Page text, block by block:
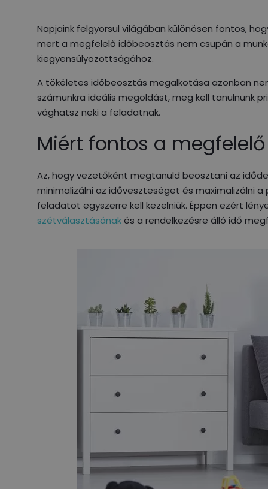
Napjaink felgyorsul világában különösen fontos,
mert a megfelelő időbeosztás nem csupán a
kiegyensúlyozottságához.
A tökéletes időbeosztás megalkotása azonban
számunkra ideális megoldást, meg kell tanulnunk
vághatsz neki a feladatnak.
Miért fontos a
Az, hogy vezetőként megtanuld beosztani az
minimalizálni az időveszteséget és maximalizálni
feladatot egyszerre kell kezelniük. Éppen ezért
szétválasztásánakés a rendelkezésre álló idő